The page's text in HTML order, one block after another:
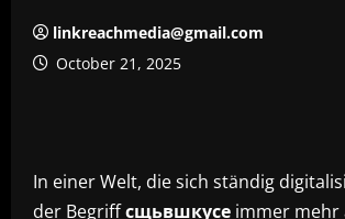
linkreachmedia@gmail.com
October 21, 2025
In einer Welt, die sich ständig
der Begriffсщьвшкусе immer mehr